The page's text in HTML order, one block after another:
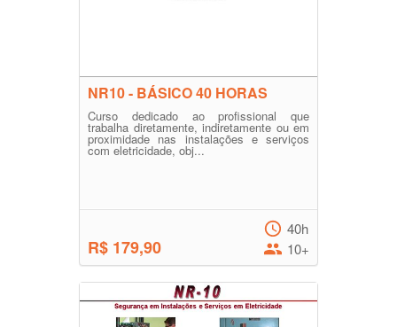
NR10 - BÁSICO 40 HORAS
Curso dedicado ao profissional que
trabalha diretamente, indiretamente ou em
proximidade nas instalações e serviços
com eletricidade, obj...
R$ 179,90
40h
10+